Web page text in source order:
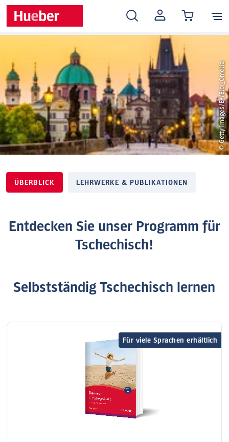
MEIN
KONTO
© Getty Images/E+/Eloi_Omella
ÜBERBLICK LEHRWERKE & PUBLIKATIONEN
Entdecken Sie unser Programm für
Tschechisch!
Selbstständig Tschechisch lernen
Für viele Sprachen erhältlich